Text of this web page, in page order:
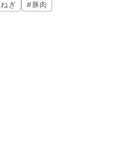
ぎ #豚肉